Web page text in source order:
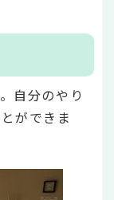
自分のやり
ができま